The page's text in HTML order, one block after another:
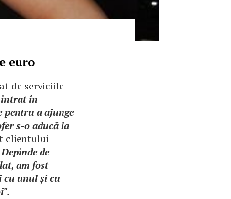
euro
de serviciile
intrat în
pentru a ajunge
s-o aducă la
clientului
de
am fost
cu unul şi cu